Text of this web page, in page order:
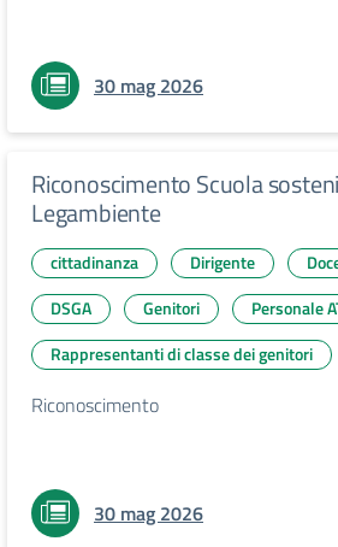
30 mag 2026
Riconoscimento Scuola
Legambiente
cittadinanza Dirigente
DSGA
Genitori
Personale
Rappresentanti di classe dei genitori
Riconoscimento
30 mag 2026